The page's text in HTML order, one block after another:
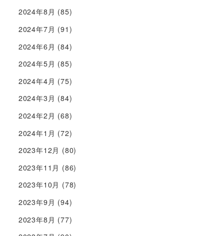
2024年8月 (85)
2024年7月 (91)
2024年6月 (84)
2024年5月 (85)
2024年4月 (75)
2024年3月 (84)
2024年2月 (68)
2024年1月 (72)
2023年12月 (80)
2023年11月 (86)
2023年10月 (78)
2023年9月 (94)
2023年8月 (77)